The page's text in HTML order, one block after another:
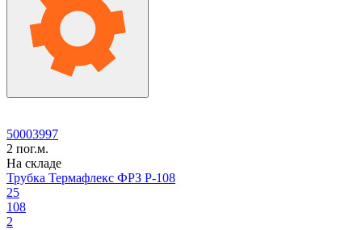
50003997
2 пог.м.
На складе
Трубка Термафлекс ФРЗ P-108
25
108
2